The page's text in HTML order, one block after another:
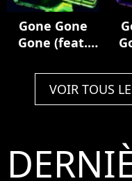
Gone Gone
Gone (feat.
[MK Remix]
VOIR TOUS